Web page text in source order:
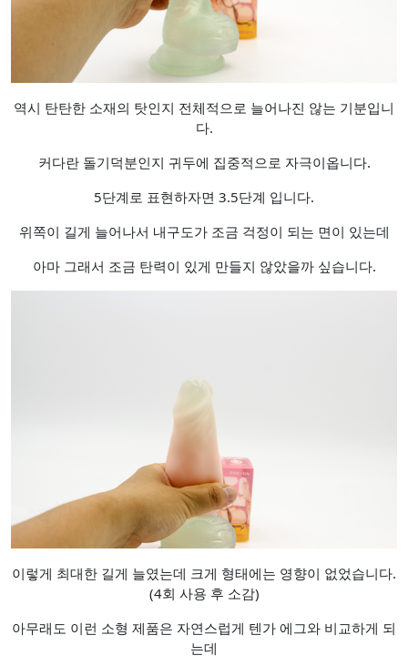
역시 탄탄한 소재의 탓인지 전체적으로 늘어나진 않는 기분입니
다.
커다란 돌기덕분인지 귀두에 집중적으로 자극이옵니다.
5단계로 표현하자면 3.5단계 입니다.
위쪽이 길게 늘어나서 내구도가 조금 걱정이 되는 면이 있는데
아마 그래서 조금 탄력이 있게 만들지 않았을까 싶습니다.
이렇게 최대한 길게 늘였는데 크게 형태에는 영향이 없었습니다.
(4회 사용 후 소감)
아무래도 이런 소형 제품은 자연스럽게 텐가 에그와 비교하게 되
는데